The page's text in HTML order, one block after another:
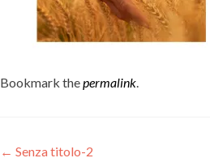
Bookmark thepermalink.
← Senza titolo-2